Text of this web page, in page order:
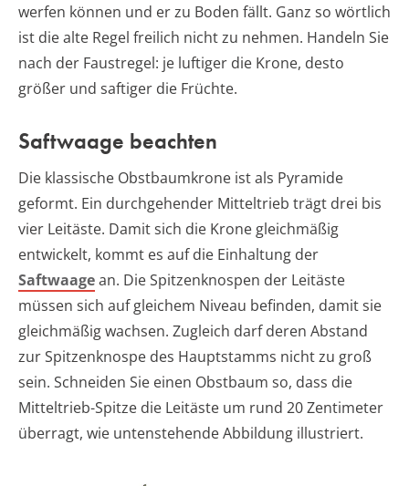
werfen können und er zu Boden fällt. Ganz so wörtlich
ist die alte Regel freilich nicht zu nehmen. Handeln Sie
nach der Faustregel: je luftiger die Krone, desto
größer und saftiger die Früchte.
Saftwaage beachten
Die klassische Obstbaumkrone ist als Pyramide
geformt. Ein durchgehender Mitteltrieb trägt drei bis
vier Leitäste. Damit sich die Krone gleichmäßig
entwickelt, kommt es auf die Einhaltung der
Saftwaagean. Die Spitzenknospen der Leitäste
müssen sich auf gleichem Niveau befinden, damit sie
gleichmäßig wachsen. Zugleich darf deren Abstand
zur Spitzenknospe des Hauptstamms nicht zu groß
sein. Schneiden Sie einen Obstbaum so, dass die
Mitteltrieb-Spitze die Leitäste um rund 20 Zentimeter
überragt, wie untenstehende Abbildung illustriert.